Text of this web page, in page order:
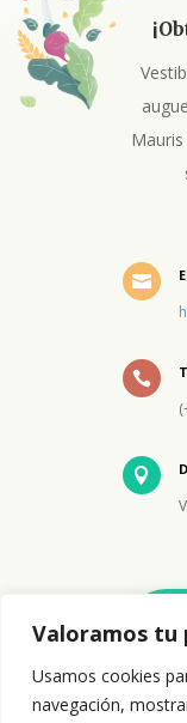
Valoramos tu
Usamos cookies
navegación,


